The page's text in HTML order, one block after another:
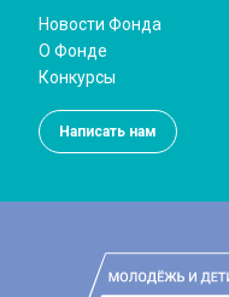
Написать нам
Новости Фонда
О Фонде
Конкурсы